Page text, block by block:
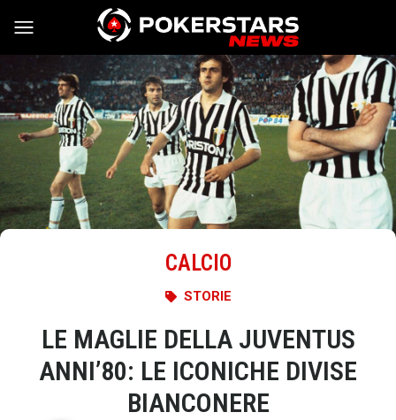
Vai al contenuto
CALCIO
STORIE
LE MAGLIE DELLA JUVENTUS
ANNI’80: LE ICONICHE DIVISE
BIANCONERE